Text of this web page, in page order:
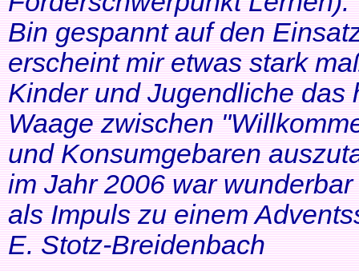
Bin gespannt auf den
erscheint mir etwas stark
Kinder und Jugendliche das
Waage zwischen
und Konsumgebaren
im Jahr 2006 war
als Impuls zu einem
E. Stotz-Breidenbach